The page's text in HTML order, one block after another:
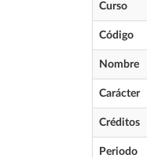
Curso
Código
Nombre
Carácter
Créditos
Periodo